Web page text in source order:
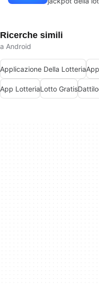
Ricerche simili
a Android
Applicazione Della Lotteria
App LotteriaLotto Gratis